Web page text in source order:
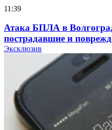
11:39
Атака БПЛА в
пострадавшие и
Волгоградские вузы в
рейтинга: ВолгГТУ и
для химической
18:39
Эксклюзив